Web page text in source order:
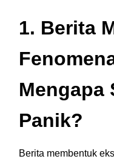
1. Berita
Mengapa
Panik?
Berita membentuk